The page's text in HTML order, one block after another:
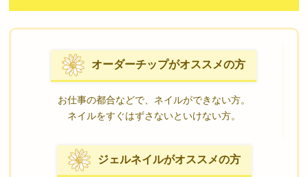
オーダーチップがオススメの方
お仕事の都合などで、ネイルができない方。
ネイルをすぐはずさないといけない方。
ジェルネイルがオススメの方